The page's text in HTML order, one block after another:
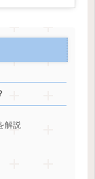
解説